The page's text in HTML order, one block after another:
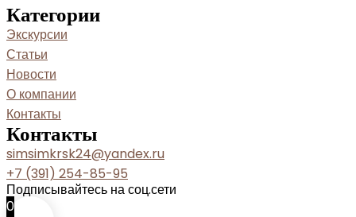
Категории
Экскурсии
Статьи
Новости
О компании
Контакты
Контакты
simsimkrsk24@yandex.ru
+7 (391) 254-85-95
Подписывайтесь на соц.сети
0